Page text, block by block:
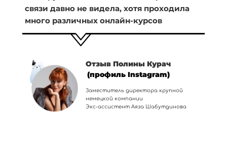
связи давно не видела, хотя проходила
много различных онлайн-курсов
Отзыв Полины Курач
(профиль Instagram)
Заместитель директора крупной
немецкой компании
Экс-ассистент Аяза Шабутдинова